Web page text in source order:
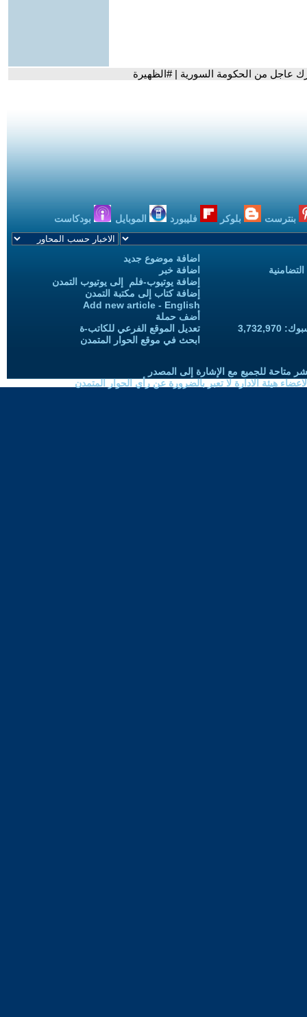
عاجل من الحكومة السورية | #الظهيرة
بنترست بلوكر فليبورد الموبايل بودكاست
اضافة موضوع جديد
اضافة خبر
إضافة يوتيوب-فلم إلى يوتيوب التمدن
إضافة كتاب إلى مكتبة التمدن
Add new article - English
أضف حملة
تعديل الموقع الفرعي للكاتب-ة
ابحث في موقع الحوار المتمدن
متاحة للجميع مع الإشارة إلى المصدر
هيئة الادارة لا تعبر بالضرورة عن رأي الحوار المتمدن